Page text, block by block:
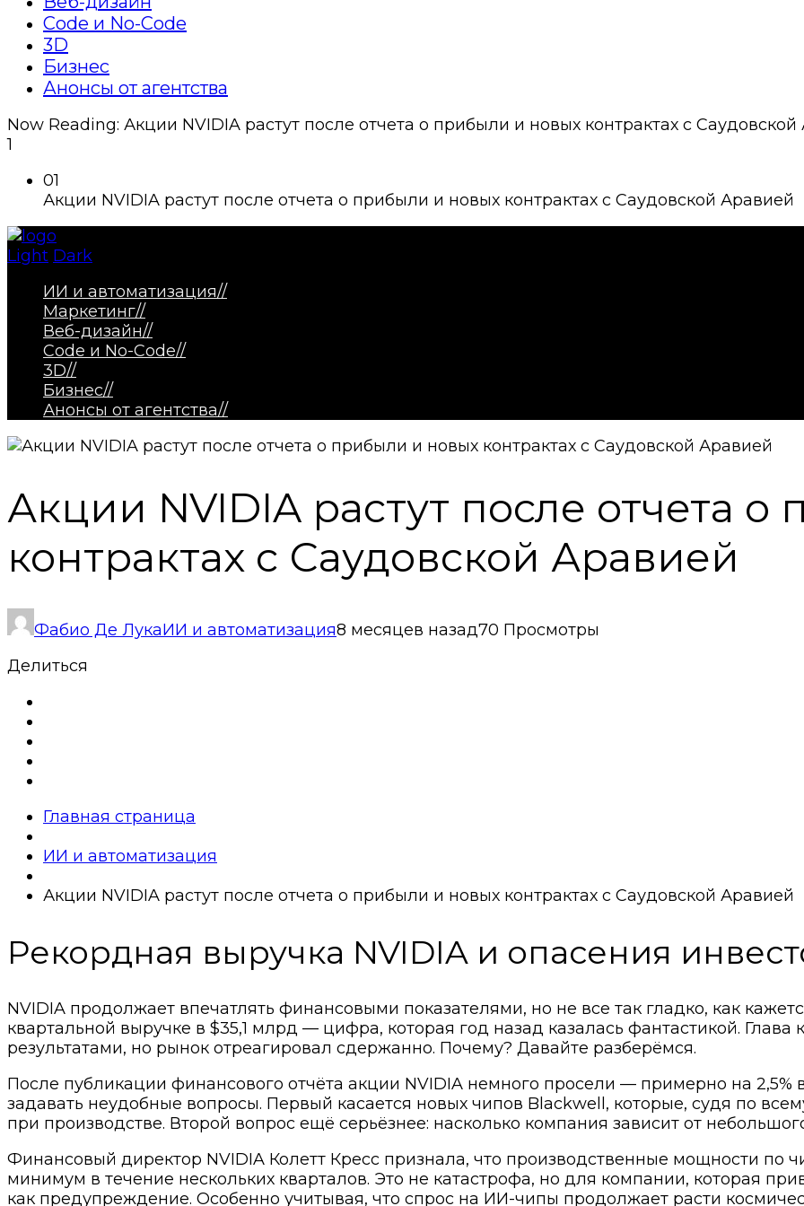
Code и No-Code
3D
Бизнес
Анонсы от агентства
Now Reading: Акции NVIDIA растут после отчета о прибыли и новых контрактах с
1
01
Акции NVIDIA растут после отчета о прибыли и новых контрактах с Саудовской Аравией
Light Dark
ИИ и автоматизация//
Маркетинг//
Веб-дизайн//
Code и No-Code//
3D//
Бизнес//
Анонсы от агентства//
Акции NVIDIA растут после отчета
контрактах с Саудовской Аравией
Фабио Де ЛукаИИ и автоматизация8 месяцев назад70 Просмотры
Делиться
Главная страница
ИИ и автоматизация
Акции NVIDIA растут после отчета о прибыли и новых контрактах с Саудовской Аравией
Рекордная выручка NVIDIA и опасения
NVIDIA продолжает впечатлять финансовыми показателями, но не все так гладко, как
квартальной выручке в $35,1 млрд — цифра, которая год назад казалась фантастикой.
результатами, но рынок отреагировал сдержанно. Почему? Давайте разберёмся.
После публикации финансового отчёта акции NVIDIA немного просели — примерно на 2,5%
задавать неудобные вопросы. Первый касается новых чипов Blackwell, которые, судя по
при производстве. Второй вопрос ещё серьёзнее: насколько компания зависит от
Финансовый директор NVIDIA Колетт Кресс признала, что производственные мощности по
минимум в течение нескольких кварталов. Это не катастрофа, но для компании, которая
как предупреждение. Особенно учитывая, что спрос на ИИ-чипы продолжает расти